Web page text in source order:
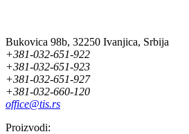
Bukovica 98b, 32250 Ivanjica, Srbija
+381-032-651-922
+381-032-651-923
+381-032-651-927
+381-032-660-120
office@tis.rs
Proizvodi: